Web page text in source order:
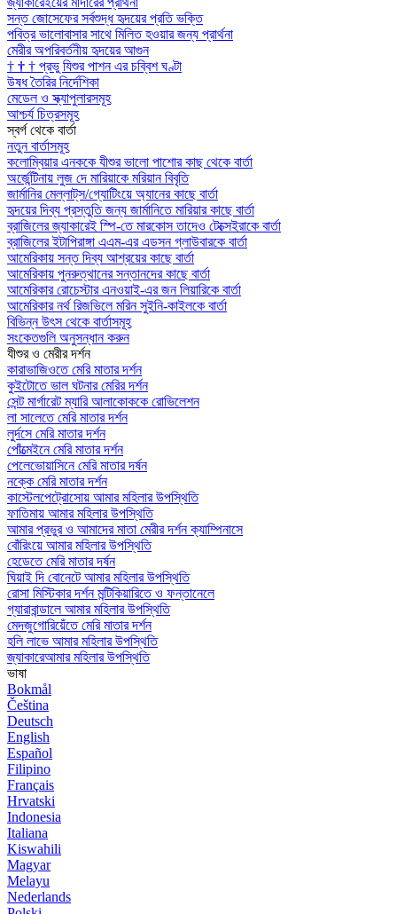
সন্ত জোসেফের সর্বশুদ্ধ হৃদয়ের প্রতি ভক্তি
পবিত্র ভালোবাসার সাথে মিলিত হওয়ার জন্য প্রার্থনা
মেরীর অপরিবর্তনীয় হৃদয়ের আগুন
† † † প্রভু যিশুর পাশন এর চব্বিশ ঘণ্টা
উষধ তৈরির নির্দেশিকা
মেডেল ও স্ক্যাপুলারসমূহ
আশ্চর্য চিত্রসমূহ
স্বর্গ থেকে বার্তা
নতুন বার্তাসমূহ
কলোম্বিয়ার এনককে যীশুর ভালো পাশোর কাছ থেকে বার্তা
অর্জেন্টিনায় লুজ দে মারিয়াকে মরিয়ান বিবৃতি
জার্মানির মেল্লাট্‌স/গ্যোটিংয়ে অ্যানের কাছে বার্তা
হৃদয়ের দিব্য প্রস্তুতি জন্য জার্মানিতে মারিয়ার কাছে বার্তা
ব্রাজিলের জ্যাকারেই স্পি-তে মারকোস তাদেও টেক্সেইরাকে বার্তা
ব্রাজিলের ইটাপিরাঙ্গা এএম-এর এডসন গ্লাউবারকে বার্তা
আমেরিকায় সন্ত দিব্য আশ্রয়ের কাছে বার্তা
আমেরিকায় পুনরুত্থানের সন্তানদের কাছে বার্তা
আমেরিকার রোচেস্টার এনওয়াই-এর জন লিয়ারিকে বার্তা
আমেরিকার নর্থ রিজভিলে মরিন সুইনি-কাইলকে বার্তা
বিভিন্ন উৎস থেকে বার্তাসমূহ
সংকেতগুলি অনুসন্ধান করুন
যীশুর ও মেরীর দর্শন
কারাভাজিওতে মেরি মাতার দর্শন
কুইটোতে ভাল ঘটনার মেরির দর্শন
সেন্ট মার্গারেট ম্যারি আলাকোককে রোভিলেশন
লা সালেতে মেরি মাতার দর্শন
লুর্দসে মেরি মাতার দর্শন
পোঁত্মেইনে মেরি মাতার দর্শন
পেলেভোয়াসিনে মেরি মাতার দর্ষন
নক্কে মেরি মাতার দর্শন
কাস্টেলপেট্রোসোয় আমার মহিলার উপস্থিতি
ফাতিমায় আমার মহিলার উপস্থিতি
আমার প্রভুর ও আমাদের মাতা মেরীর দর্শন ক্যাম্পিনাসে
বোঁরিংয়ে আমার মহিলার উপস্থিতি
হেডেতে মেরি মাতার দর্ষন
ঘিয়াই দি বোনেটে আমার মহিলার উপস্থিতি
রোসা মিস্টিকার দর্শন মন্টিকিয়ারিতে ও ফন্তানেলে
গ্যারাবান্ডালে আমার মহিলার উপস্থিতি
মেদজুগোরিয়েঁতে মেরি মাতার দর্শন
হলি লাভে আমার মহিলার উপস্থিতি
জ্যাকারেআমার মহিলার উপস্থিতি
ভাষা
Bokmål
Čeština
Deutsch
English
Español
Filipino
Français
Hrvatski
Indonesia
Italiana
Kiswahili
Magyar
Melayu
Nederlands